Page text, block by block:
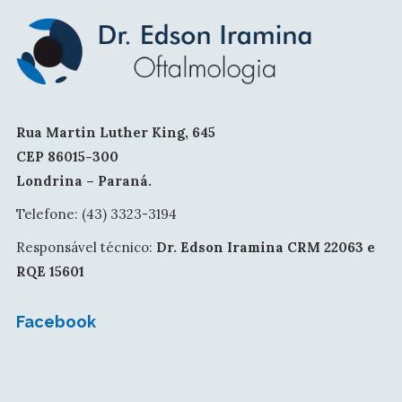
Rua Martin Luther King, 645
CEP 86015-300
Londrina – Paraná.
Telefone: (43) 3323-3194
Responsável técnico: Dr. Edson Iramina CRM 22063 e
RQE 15601
Facebook